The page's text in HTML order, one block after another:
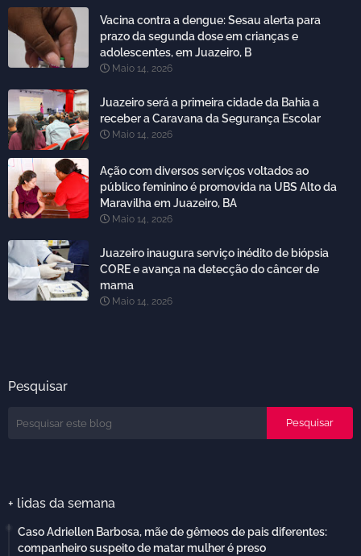
Vacina contra a dengue: Sesau alerta para
prazo da segunda dose em crianças e
adolescentes, em Juazeiro, B
Maio 14, 2026
Juazeiro será a primeira cidade da Bahia a
receber a Caravana da Segurança Escolar
Maio 14, 2026
Ação com diversos serviços voltados ao
público feminino é promovida na UBS Alto da
Maravilha em Juazeiro, BA
Maio 14, 2026
Juazeiro inaugura serviço inédito de biópsia
CORE e avança na detecção do câncer de
mama
Maio 14, 2026
Pesquisar
+ lidas da semana
Caso Adriellen Barbosa, mãe de gêmeos de pais diferentes:
companheiro suspeito de matar mulher é preso